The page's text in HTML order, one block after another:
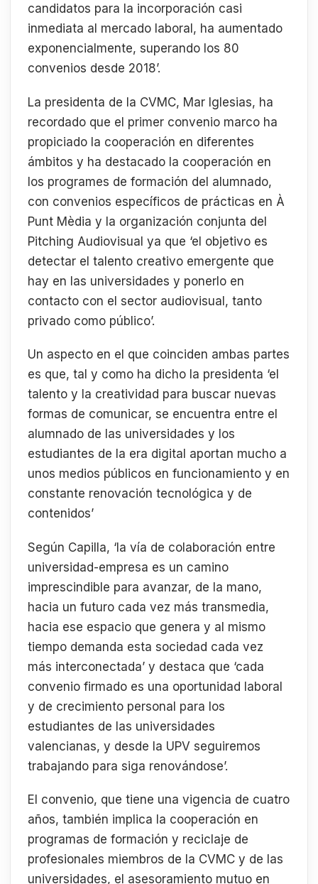
candidatos para la incorporación casi
inmediata al mercado laboral, ha aumentado
exponencialmente, superando los 80
convenios desde 2018’.
La presidenta de la CVMC, Mar Iglesias, ha
recordado que el primer convenio marco ha
propiciado la cooperación en diferentes
ámbitos y ha destacado la cooperación en
los programes de formación del alumnado,
con convenios específicos de prácticas en À
Punt Mèdia y la organización conjunta del
Pitching Audiovisual ya que ‘el objetivo es
detectar el talento creativo emergente que
hay en las universidades y ponerlo en
contacto con el sector audiovisual, tanto
privado como público’.
Un aspecto en el que coinciden ambas partes
es que, tal y como ha dicho la presidenta ‘el
talento y la creatividad para buscar nuevas
formas de comunicar, se encuentra entre el
alumnado de las universidades y los
estudiantes de la era digital aportan mucho a
unos medios públicos en funcionamiento y en
constante renovación tecnológica y de
contenidos’
Según Capilla, ‘la vía de colaboración entre
universidad-empresa es un camino
imprescindible para avanzar, de la mano,
hacia un futuro cada vez más transmedia,
hacia ese espacio que genera y al mismo
tiempo demanda esta sociedad cada vez
más interconectada’ y destaca que ‘cada
convenio firmado es una oportunidad laboral
y de crecimiento personal para los
estudiantes de las universidades
valencianas, y desde la UPV seguiremos
trabajando para siga renovándose’.
El convenio, que tiene una vigencia de cuatro
años, también implica la cooperación en
programas de formación y reciclaje de
profesionales miembros de la CVMC y de las
universidades, el asesoramiento mutuo en